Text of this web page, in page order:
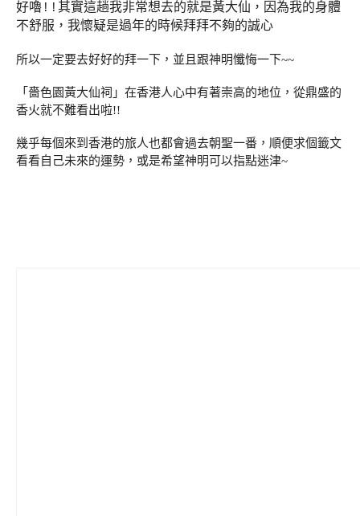
好嚕!!其實這趟我非常想去的就是黃大仙，因為我的身體
不舒服，我懷疑是過年的時候拜拜不夠的誠心
所以一定要去好好的拜一下，並且跟神明懺悔一下~~
「嗇色園黃大仙祠」在香港人心中有著崇高的地位，從鼎盛的
香火就不難看出啦!!
幾乎每個來到香港的旅人也都會過去朝聖一番，順便求個籤文
看看自己未來的運勢，或是希望神明可以指點迷津~